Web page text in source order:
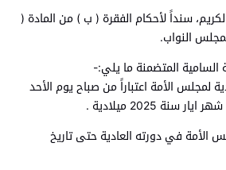
سنداً لأحكام الفقرة ( ب ) من المادة (
لمجلس الأمة اعتباراً من صباح يوم الأحد
2025 ميلادية .
الأمة في دورته العادية حتى تاريخ